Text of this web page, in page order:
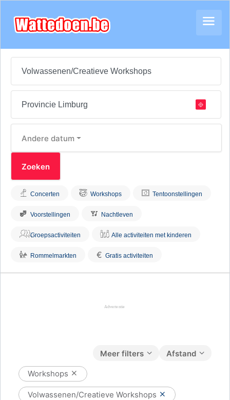
Andere datum
Concerten Workshops Tentoonstellingen
Voorstellingen Nachtleven
Groepsactiviteiten Alle activiteiten met kinderen
Rommelmarkten € Gratis activiteiten
Afstand
Meer filters
Workshops
Volwassenen/Creatieve Workshops